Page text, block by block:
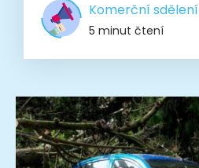
Komerční sdělení
5 minut čtení